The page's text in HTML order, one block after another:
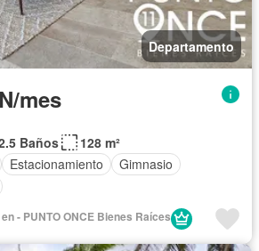
Departamento
mes
Baños
128 m²
Estacionamiento
Gimnasio
- PUNTO ONCE Bienes Raíces